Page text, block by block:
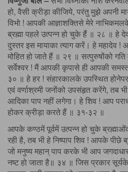
हो, वैसी क्रीड़ा कीजिये, परंतु मुझे अपनी
विभो ! आपकी आज्ञाशक्तिसे मेरे
ब्रह्मा पहले उत्पन्न हो चुके हैं ॥ २८ ॥ हे
दुस्तर इस मायाका त्याग करें। हे महादेव !
मोहित हो जाते हैं ॥ २९ ॥ सत्पुरुषोंको गति
सर्वेश्वर ! मैं आपकी कृपासे ही आपकी
३० ॥ हे हर ! संहारकालके उपस्थित
एवं वर्णाश्रमी जनोंको उपसंहृत करेंगे, तब
आदिका पाप नहीं लगेगा। हे शिव ! आप
होकर क्रीड़ा करते हैं ॥ ३१-३२ ॥
आपके कण्ठमें पूर्वमें उत्पन्न हो चुके
रही है, तब भी हे निष्पाप शिव ! आपके पीछे
जो मनुष्य महान् पाप करके भी आप
नष्ट हो जाता है॥ ३४ ॥ जिस प्रकार